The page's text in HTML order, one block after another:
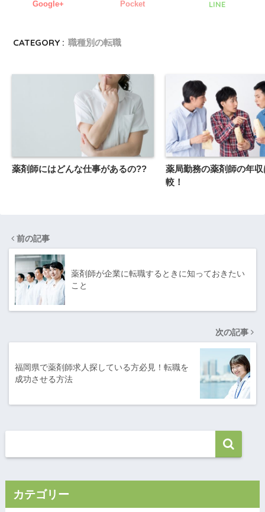
Google+ Pocket LINE
CATEGORY : 職種別の転職
薬剤師にはどんな仕事があるの??
薬局勤務の薬剤師の年
較！
前の記事
薬剤師が企業に転職するときに知っておきたい
こと
次の記事
福岡県で薬剤師求人探している方必見！転職を
成功させる方法
カテゴリー